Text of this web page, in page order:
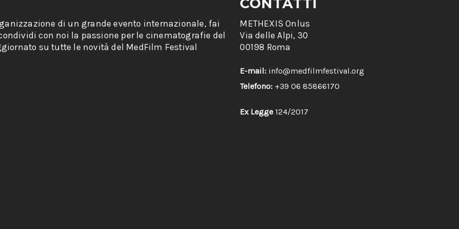
di un grande evento internazionale, fai
con noi la passione per le cinematografie del
su tutte le novità del MedFilm Festival
METHEXIS Onlus
Via delle Alpi, 30
00198 Roma
E-mail: info@medfilmfestival.org
Telefono: +39 06 85866170
Ex Legge 124/2017